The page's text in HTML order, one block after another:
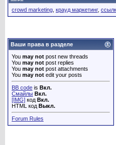
crowd marketing крауд маркетинг,
Ваши права в разделе
You may not post new threads
You may not post replies
You may not post attachments
You may not edit your posts
BB code is Вкл.
Смайлы Вкл.
[IMG] код Вкл.
HTML код Выкл.
Forum Rules